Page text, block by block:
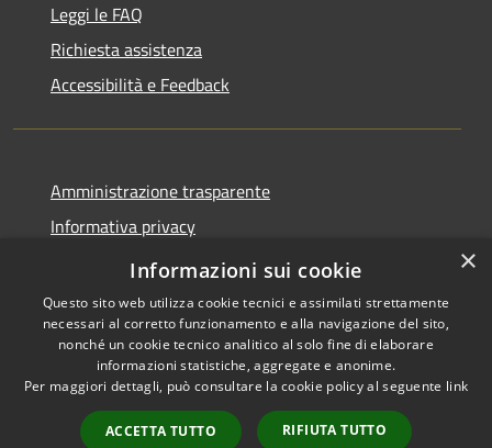
Leggi le FAQ
Richiesta assistenza
Accessibilità e Feedback
Amministrazione trasparente
Informativa privacy
Accessibilità
IBAN, CCP, fatturazione
elettronica e altri codici
×
Informazioni sui cookie
Questo sito web utilizza cookie tecnici e assimilati strettamente
necessari al corretto funzionamento e alla navigazione del sito,
nonché un cookie tecnico analitico al solo fine di elaborare
informazioni statistiche, aggregate e anonime.
Per maggiori dettagli, può consultare la cookie policy al seguente link
ACCETTA TUTTO RIFIUTA TUTTO